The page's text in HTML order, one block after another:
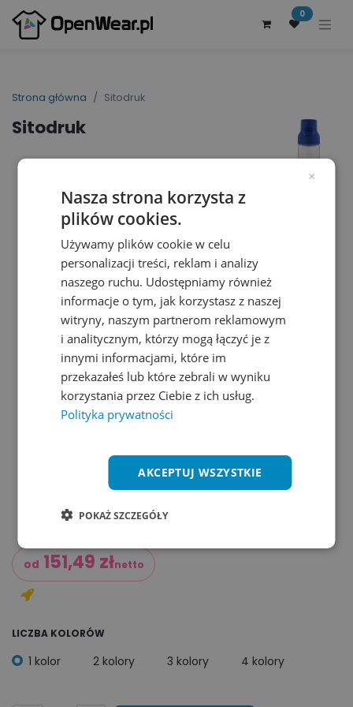
0
Strona główna Sitodruk
Sitodruk
od 151,49 złnetto
LICZBA KOLORÓW
1 kolor 2 kolory 3 kolory 4 kolory
×
Nasza strona korzysta z
plików cookies.
Używamy plików cookie w celu
personalizacji treści, reklam i analizy
naszego ruchu. Udostępniamy również
informacje o tym, jak korzystasz z naszej
witryny, naszym partnerom reklamowym
i analitycznym, którzy mogą łączyć je z
innymi informacjami, które im
przekazałeś lub które zebrali w wyniku
korzystania przez Ciebie z ich usług.
Polityka prywatności
AKCEPTUJ WSZYSTKIE
POKAŻ SZCZEGÓŁY